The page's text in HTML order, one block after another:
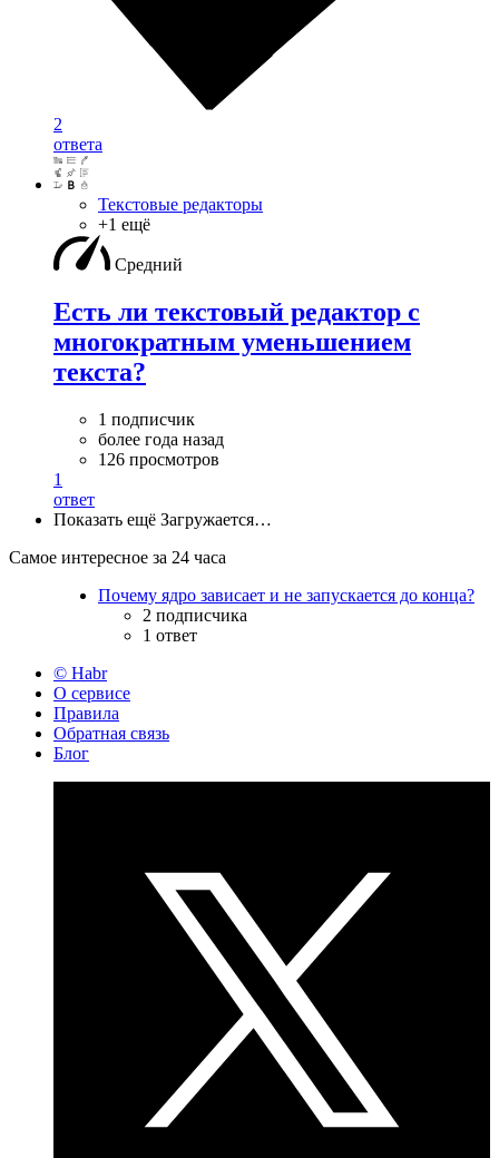
2
ответа
Текстовые редакторы
+1 ещё
Средний
Есть ли текстовый редактор с
многократным уменьшением
текста?
1 подписчик
более года назад
126 просмотров
1
ответ
Показать ещё Загружается…
Самое интересное за 24 часа
Почему ядро зависает и не запускается до конца?
2 подписчика
1 ответ
© Habr
О сервисе
Правила
Обратная связь
Блог